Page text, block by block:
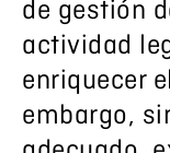
de gestión
actividad
enriquecer
embargo,